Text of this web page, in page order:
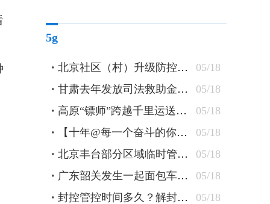
5g
05/18
北京社区（村）升级防控措施 24小时卡口值守查验48小时核酸
05/18
甘肃去年发放司法救助金逾1300万元 防止当事人“因案致贫”
05/18
高原“镖师”跨越千里运送钢轨
05/18
【十年@每一个奋斗的你】蒙古族刺绣匠人：指尖飞花 “绣”出农牧民美好新生活
05/18
北京丰台部分区域临时管控 原则上“足不出户”杜绝聚集
05/18
广东韶关发生一起面包车坠水事件 车上10人全部遇难
05/18
封控管控时间多久？解封条件有哪些？北京疾控详解